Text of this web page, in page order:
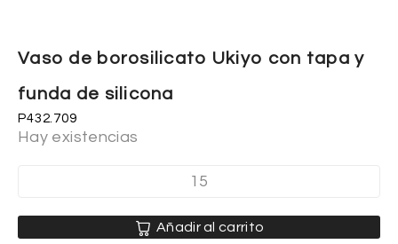
Vaso de borosilicato Ukiyo con tapa y
funda de silicona
P432.709
Hay existencias
Añadir al carrito